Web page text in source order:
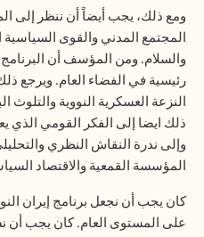
ومع ذلك، يجب أيضاً أن ننظر إلى
المجتمع المدني والقوى السياسية
والسلام. ومن المؤسف أن
رئيسية في الفضاء العام. ويرجع
النزعة العسكرية النووية
ذلك ايضا إلى الفكر القومي الذي
وإلى ندرة النقاش النظري
المؤسسة القمعية والاقتصاد
كان يجب أن نجعل برنامج إيران
على المستوى العام. كان يجب أن